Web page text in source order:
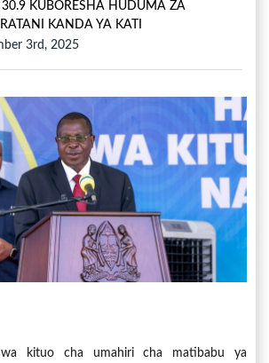
KUBORESHA HUDUMA ZA
KANDA YA KATI
3rd, 2025
kituo cha umahiri cha matibabu ya